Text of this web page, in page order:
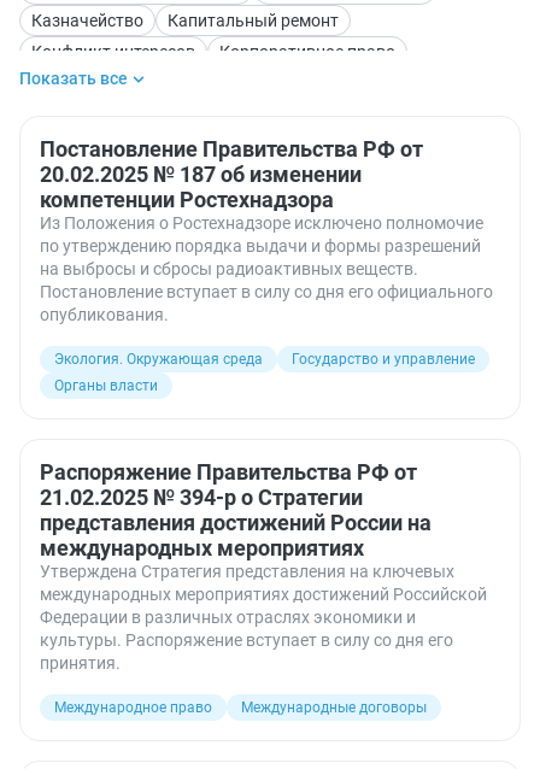
Казначейство
Капитальный ремонт
Конфликт интересов
Корпоративное право
Международное право
Пособия на детей
Регулирование цен
Социальные выплаты
Социальный контракт
Строительство
Финансы
Экология. Окружающая среда
Показать все
Постановление Правительства РФ от
20.02.2025 № 187 об изменении
компетенции Ростехнадзора
Из Положения о Ростехнадзоре исключено полномочие
по утверждению порядка выдачи и формы разрешений
на выбросы и сбросы радиоактивных веществ.
Постановление вступает в силу со дня его официального
опубликования.
Экология. Окружающая среда
Государство и управление
Органы власти
Распоряжение Правительства РФ от
21.02.2025 № 394-р о Стратегии
представления достижений России на
международных мероприятиях
Утверждена Стратегия представления на ключевых
международных мероприятиях достижений Российской
Федерации в различных отраслях экономики и
культуры. Распоряжение вступает в силу со дня его
принятия.
Международное право Международные договоры